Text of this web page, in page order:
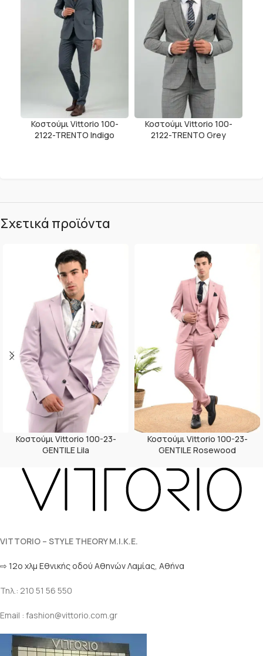
Κοστούμι Vittorio 100-
2122-TRENTO Indigo
Κοστούμι Vittorio 100-
2122-TRENTO Grey
Σχετικά προϊόντα
Κοστούμι Vittorio 100-23-
GENTILE Lila
Κοστούμι Vittorio 100-23-
GENTILE Rosewood
VITTORIO – STYLE THEORY M.I.K.E.
⇨ 12ο χλμ Eθνικής οδού Αθηνών Λαμίας, Αθήνα
Τηλ.: 210 51 56 550
Email : fashion@vittorio.com.gr